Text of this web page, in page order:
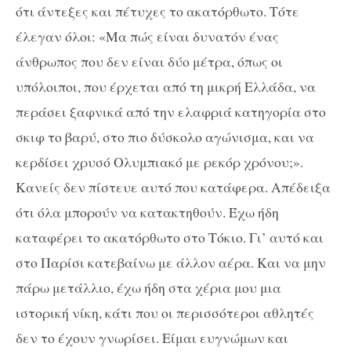
ότι άντεξες και πέτυχες το ακατόρθωτο. Τότε
έλεγαν όλοι: «Μα πώς είναι δυνατόν ένας
άνθρωπος που δεν είναι δύο μέτρα, όπως οι
υπόλοιποι, που έρχεται από τη μικρή Ελλάδα, να
περάσει ξαφνικά από την ελαφριά κατηγορία στο
σκιφ το βαρύ, στο πιο δύσκολο αγώνισμα, και να
κερδίσει χρυσό Ολυμπιακό με ρεκόρ χρόνου;».
Κανείς δεν πίστευε αυτό που κατάφερα. Απέδειξα
ότι όλα μπορούν να κατακτηθούν. Έχω ήδη
καταφέρει το ακατόρθωτο στο Τόκιο. Γι’ αυτό και
στο Παρίσι κατεβαίνω με άλλον αέρα. Και να μην
πάρω μετάλλιο, έχω ήδη στα χέρια μου μια
ιστορική νίκη, κάτι που οι περισσότεροι αθλητές
δεν το έχουν γνωρίσει. Είμαι ευγνώμων και